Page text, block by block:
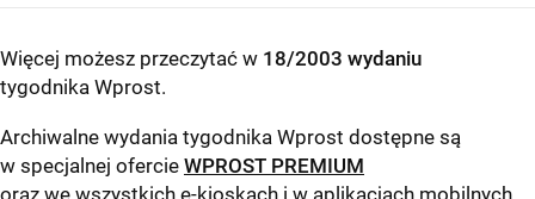
Więcej możesz przeczytać w 18/2003 wydaniu
tygodnika Wprost.
Archiwalne wydania tygodnika Wprost dostępne są
w specjalnej ofercie WPROST PREMIUM